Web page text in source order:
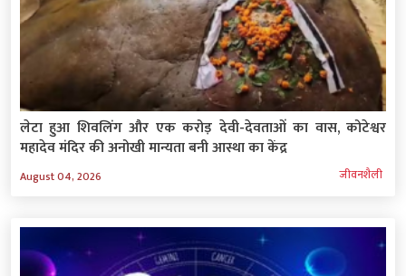
लेटा हुआ शिवलिंग और एक करोड़ देवी-देवताओं का वास, कोटेश्वर
महादेव मंदिर की अनोखी मान्यता बनी आस्था का केंद्र
August 04, 2026 जीवनशैली